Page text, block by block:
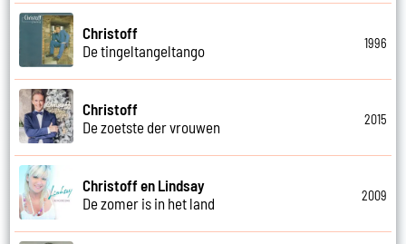
Christoff
De tingeltangeltango
1996
Christoff
De zoetste der vrouwen
2015
Christoff en Lindsay
De zomer is in het land
2009